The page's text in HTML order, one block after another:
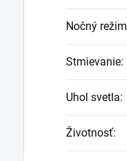
Nočný režim
Stmievanie:
Uhol svetla:
Životnosť: